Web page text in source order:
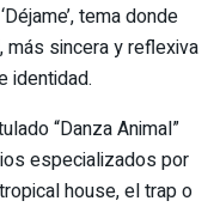
tema donde
más sincera y reflexiva
identidad.
“Danza Animal”
especializados por
house, el trap o